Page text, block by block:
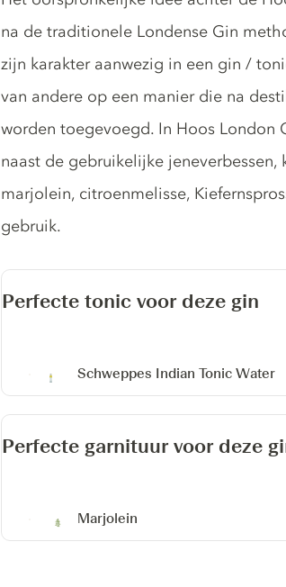
na de traditionele Londense Gin
zijn karakter aanwezig in een gin /
van andere op een manier die na
worden toegevoegd. In Hoos London
naast de gebruikelijke
marjolein, citroenmelisse,
gebruik.
Perfecte tonic voor deze gin
Schweppes Indian Tonic Water
Perfecte garnituur voor deze
Marjolein